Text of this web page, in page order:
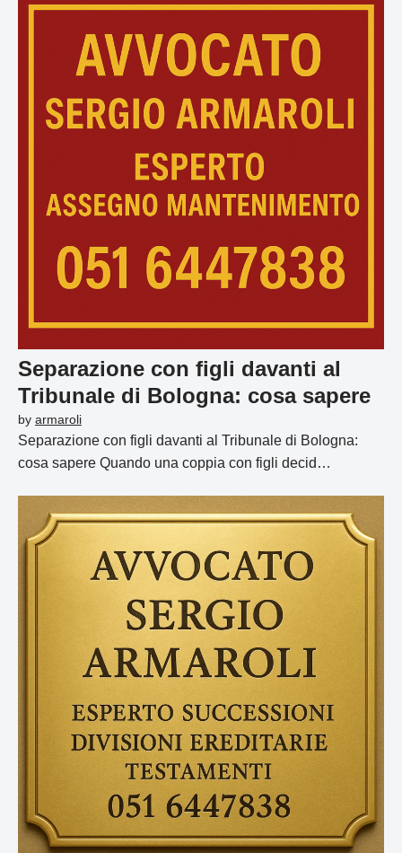
Separazione con figli davanti al
Tribunale di Bologna: cosa sapere
by armaroli
Separazione con figli davanti al Tribunale di Bologna:
cosa sapere Quando una coppia con figli decid…